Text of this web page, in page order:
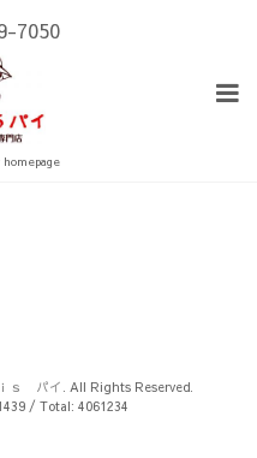
7050
ｓ パイ . All Rights Reserved.
/ Total: 4061234